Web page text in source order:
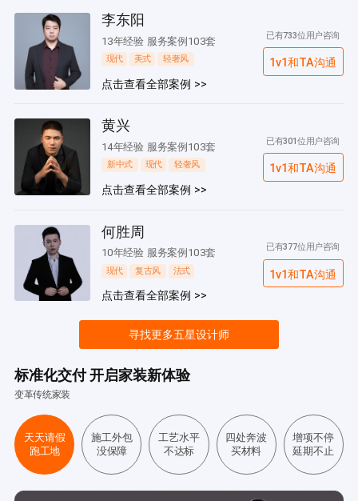
李东阳
13年经验 服务案例103套
现代 美式 轻奢风
点击查看全部案例 >>
已有733位用户咨询
1v1和TA沟通
黄兴
14年经验 服务案例103套
新中式 现代 轻奢风
点击查看全部案例 >>
已有301位用户咨询
1v1和TA沟通
何胜周
10年经验 服务案例103套
现代 复古风 法式
点击查看全部案例 >>
已有377位用户咨询
1v1和TA沟通
寻找更多五星设计师
标准化交付 开启家装新体验
变革传统家装
天天请假
跑工地
施工外包
没保障
工艺水平
不达标
四处奔波
买材料
增项不停
延期不止